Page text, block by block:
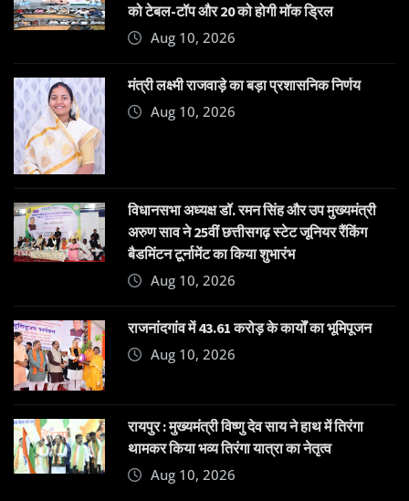
को टेबल-टॉप और 20 को होगी मॉक ड्रिल
Aug 10, 2026
मंत्री लक्ष्मी राजवाड़े का बड़ा प्रशासनिक निर्णय
Aug 10, 2026
विधानसभा अध्यक्ष डॉ. रमन सिंह और उप मुख्यमंत्री
अरुण साव ने 25वीं छत्तीसगढ़ स्टेट जूनियर रैंकिंग
बैडमिंटन टूर्नामेंट का किया शुभारंभ
Aug 10, 2026
राजनांदगांव में 43.61 करोड़ के कार्यों का भूमिपूजन
Aug 10, 2026
रायपुर : मुख्यमंत्री विष्णु देव साय ने हाथ में तिरंगा
थामकर किया भव्य तिरंगा यात्रा का नेतृत्व
Aug 10, 2026